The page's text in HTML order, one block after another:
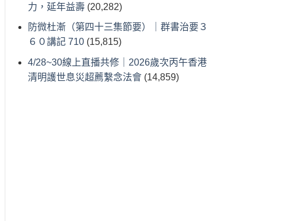
力，延年益壽 (20,282)
防微杜漸（第四十三集節要）｜群書治要３
６０講記 710 (15,815)
4/28~30線上直播共修｜2026歲次丙午香港
清明護世息災超薦繫念法會 (14,859)